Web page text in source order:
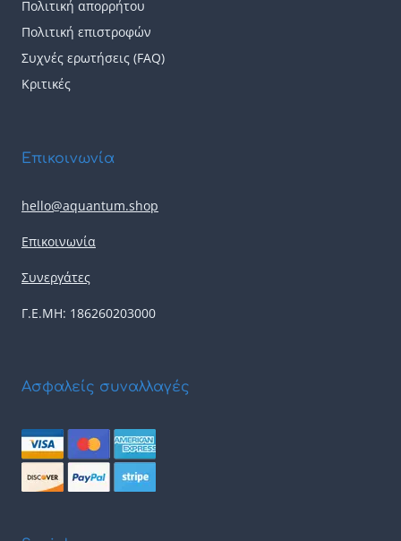
Πολιτική απορρήτου
Πολιτική επιστροφών
Συχνές ερωτήσεις (FAQ)
Κριτικές
Επικοινωνία
hello@aquantum.shop
Επικοινωνία
Συνεργάτες
Γ.Ε.ΜΗ: 186260203000
Ασφαλείς συναλλαγές